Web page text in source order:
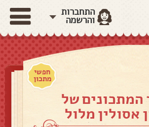
התחברות
והרשמה
חפשי
מתכון
המתכונים של
אסולין מלול